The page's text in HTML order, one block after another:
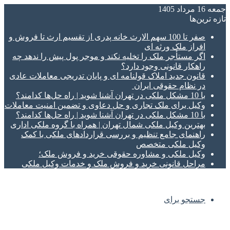
جمعه 16 مرداد 1405
تازه‌ ترین‌ها
صفر تا 100 سهم الارث خانه پدری از تقسیم ارث تا فروش و
افراز ملک ورثه ای
اگر مستأجر ملک را تخلیه نکند و موجر پول پیش را ندهد چه
راهکار قانونی وجود دارد؟
قانون جدید املاک قولنامه ای و پایان تدریجی معاملات عادی
در نظام حقوقی ایران
با 10 مشکل ملکی در تهران آشنا شوید | راه حل‌ها کدامند؟
وکیل برای ملک تجاری و حل دعاوی و تضمین امنیت معاملات
با 10 مشکل ملکی در تهران آشنا شوید | راه حل‌ها کدامند؟
بهترین وکیل ملکی شمال تهران | همراه با گروه ملکی اداری
راهنمای جامع تنظیم و بررسی قراردادهای ملکی با کمک
وکیل ملکی متخصص
وکیل ملکی و مشاوره حقوقی خرید و فروش ملک؛
مراحل قانونی خرید و فروش ملک و خدمات وکیل ملکی
جستجو برای